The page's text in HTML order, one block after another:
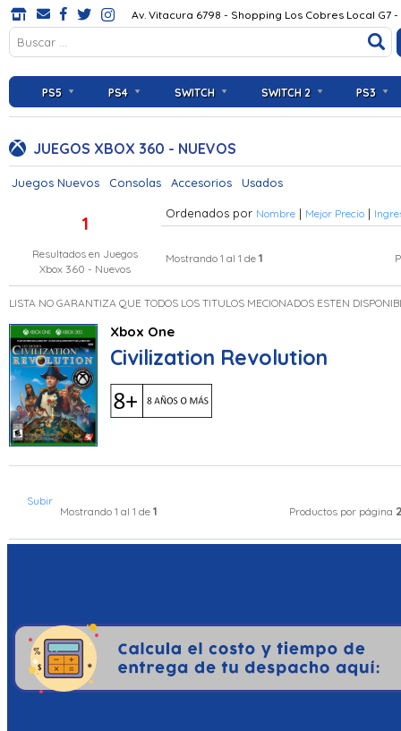
Av. Vitacura 6798 - Shopping Los Cobres Local G7
PS5 PS4 SWITCH SWITCH 2 PS3
JUEGOS XBOX 360 - NUEVOS
Juegos Nuevos Consolas Accesorios Usados
1
Resultados en Juegos
Xbox 360 - Nuevos
Ordenados por Nombre | Mejor Precio |
Mostrando 1 al 1 de 1
LISTA NO GARANTIZA QUE TODOS LOS TITULOS MECIONADOS ESTEN
Xbox One
Civilization Revolution
Subir
Mostrando 1 al 1 de 1 Productos por página